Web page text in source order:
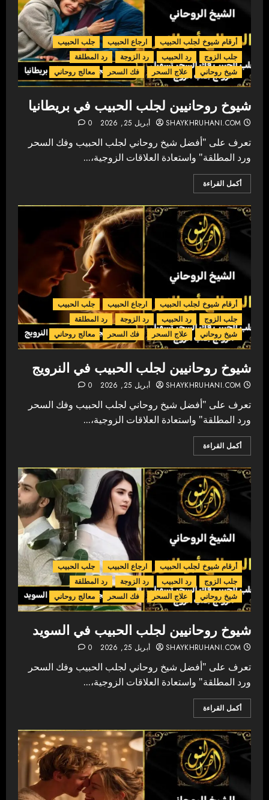
أرقام شيوخ لجلب الحبيب ارجاع الحبيب
جلب الحبيب
جلب الزوج
رد الحبيب رد الزوجة
رد المطلقة
شيخ روحاني
علاج السحر فك السحر معالج روحاني
شيوخ روحانيين لجلب الحبيب في بريطانيا
SHAYKHRUHANI.COM أبريل 25, 2026 0
تعرف على "أفضل شيخ روحاني لجلب الحبيب وفك السحر
ورد المطلقة" واستعادة العلاقات الزوجية،...
أكمل القراءة
أرقام شيوخ لجلب الحبيب ارجاع الحبيب
جلب الحبيب
جلب الزوج
رد الحبيب رد الزوجة
رد المطلقة
شيخ روحاني
علاج السحر فك السحر معالج روحاني
شيوخ روحانيين لجلب الحبيب في النرويج
SHAYKHRUHANI.COM أبريل 25, 2026 0
تعرف على "أفضل شيخ روحاني لجلب الحبيب وفك السحر
ورد المطلقة" واستعادة العلاقات الزوجية،...
أكمل القراءة
أرقام شيوخ لجلب الحبيب ارجاع الحبيب
جلب الحبيب
جلب الزوج
رد الحبيب رد الزوجة
رد المطلقة
شيخ روحاني
علاج السحر فك السحر معالج روحاني
شيوخ روحانيين لجلب الحبيب في السويد
SHAYKHRUHANI.COM أبريل 25, 2026 0
تعرف على "أفضل شيخ روحاني لجلب الحبيب وفك السحر
ورد المطلقة" واستعادة العلاقات الزوجية،...
أكمل القراءة